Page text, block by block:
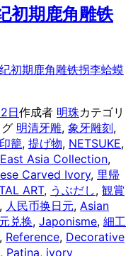
初期鹿角雕铁
初期鹿角雕铁拐李蛤蟆
日作成者 明珠カテゴリ
明清牙雕, 象牙雕刻,
印籠, 提げ物, NETSUKE,
East Asia Collection,
Carved Ivory, 里帰
ART, うぶだし, 観賞
, 人民币换日元, Asian
兑换, Japonisme, 細工
, Reference, Decorative
, Patina, ivory